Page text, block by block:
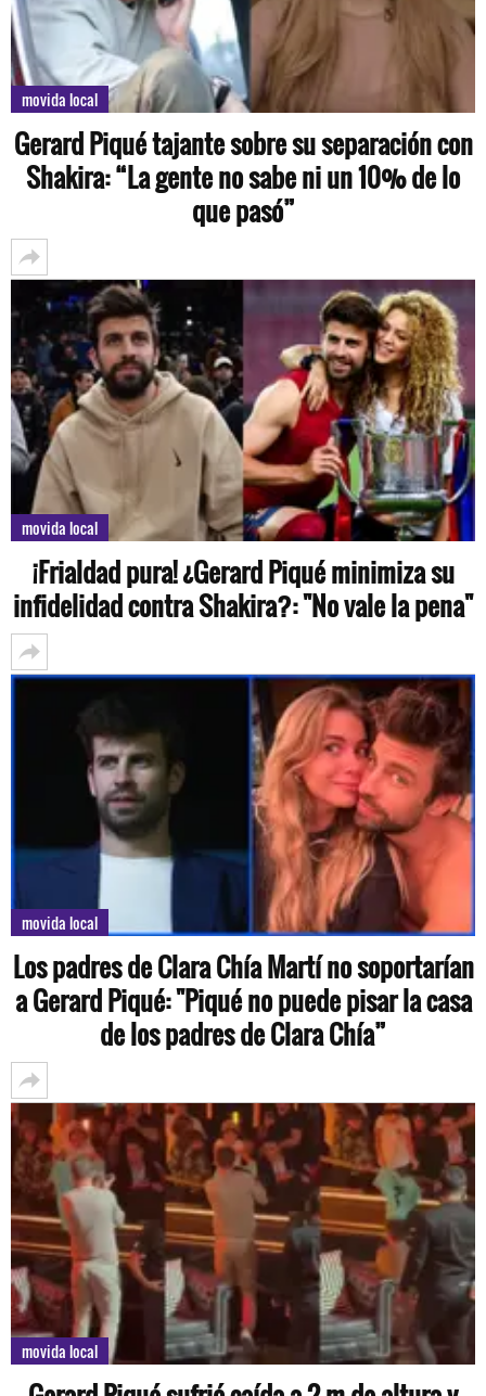
movida local
Gerard Piqué tajante sobre su separación con
Shakira: “La gente no sabe ni un 10% de lo
que pasó”
movida local
¡Frialdad pura! ¿Gerard Piqué minimiza su
infidelidad contra Shakira?: "No vale la pena"
movida local
Los padres de Clara Chía Martí no soportarían
a Gerard Piqué: "Piqué no puede pisar la casa
de los padres de Clara Chía”
movida local